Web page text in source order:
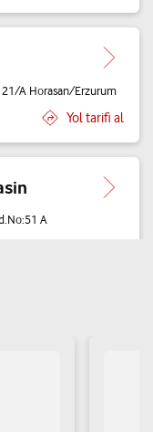
21/A Horasan/Erzurum
Yol tarifi al
A